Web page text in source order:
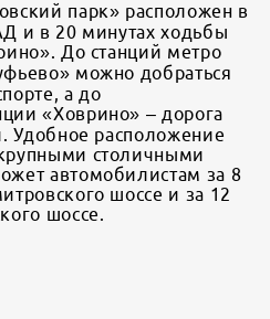
парк» расположен в
и в 20 минутах ходьбы
До станций метро
можно добраться
а до
«Ховрино» – дорога
Удобное расположение
столичными
автомобилистам за 8
шоссе и за 12
шоссе.